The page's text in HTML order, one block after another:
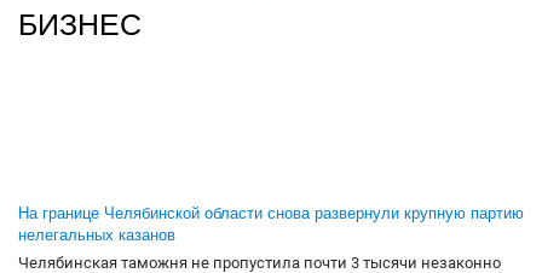
БИЗНЕС
На границе Челябинской области снова развернули крупную партию
нелегальных казанов
Челябинская таможня не пропустила почти 3 тысячи незаконно